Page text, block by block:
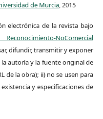
de Murcia, 2015
electrónica de la revista bajo
NoComercial
difundir, transmitir y exponer
autoría y la fuente original de
de la obra); ii) no se usen para
y especificaciones de